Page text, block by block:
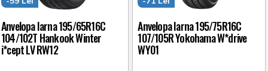
Anvelopa Iarna 195/65R16C
104/102T Hankook Winter
i*cept LV RW12
Anvelopa Iarna 195/75R16C
107/105R Yokohama W*drive
WY01